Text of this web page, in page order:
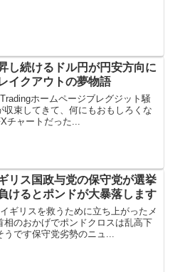
昇し続けるドル円が円安方向に
イクアウトの夢物語
ホームページブレグジット騒
収束してきて、何にもおもしろくな
チャートだった...
リス国政与党の保守党が選挙
けるとポンドが大暴落します
ギリスを救うために立ち上がったメ
相のおかげでポンドクロスは乱高下
うです保守党劣勢のニュ...